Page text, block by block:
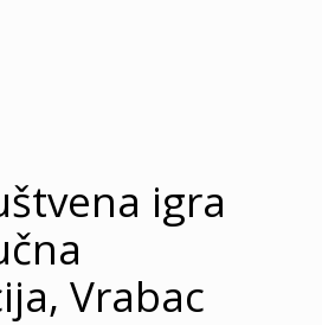
igra
Vrabac